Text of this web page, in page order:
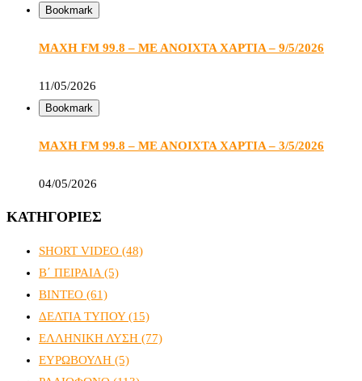
Bookmark
ΜΑΧΗ FM 99.8 – ΜΕ ΑΝΟΙΧΤΑ ΧΑΡΤΙΑ – 9/5/2026
11/05/2026
Bookmark
ΜΑΧΗ FM 99.8 – ΜΕ ΑΝΟΙΧΤΑ ΧΑΡΤΙΑ – 3/5/2026
04/05/2026
ΚΑΤΗΓΟΡΙΕΣ
SHORT VIDEO (48)
Β΄ ΠΕΙΡΑΙΑ (5)
ΒΙΝΤΕΟ (61)
ΔΕΛΤΙΑ ΤΥΠΟΥ(15)
ΕΛΛΗΝΙΚΗ ΛΥΣΗ (77)
ΕΥΡΩΒΟΥΛΗ (5)